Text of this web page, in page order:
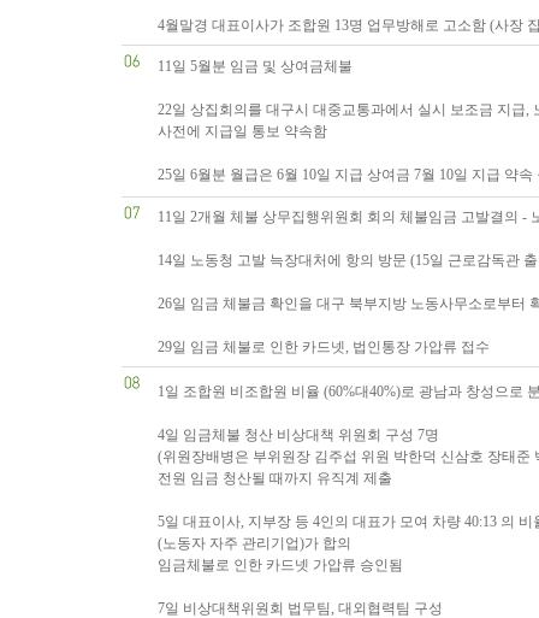
4월말경 대표이사가 조합원 13명 업무방해로 고소함 (사장
11일 5월분 임금 및 상여금체불
22일 상집회의를 대구시 대중교통과에서 실시 보조금 지급,
사전에 지급일 통보 약속함
25일 6월분 월급은 6월 10일 지급 상여금 7월 10일 지급 약속
11일 2개월 체불 상무집행위원회 회의 체불임금 고발결의 -
14일 노동청 고발 늑장대처에 항의 방문 (15일 근로감독관
26일 임금 체불금 확인을 대구 북부지방 노동사무소로부터
29일 임금 체불로 인한 카드넷, 법인통장 가압류 접수
1일 조합원 비조합원 비율 (60%대40%)로 광남과 창성으로
4일 임금체불 청산 비상대책 위원회 구성 7명
(위원장배병은 부위원장 김주섭 위원 박한덕 신삼호 장태준
전원 임금 청산될 때까지 유직계 제출
5일 대표이사, 지부장 등 4인의 대표가 모여 차량 40:13 의 비
(노동자 자주 관리기업)가 합의
임금체불로 인한 카드넷 가압류 승인됨
7일 비상대책위원회 법무팀, 대외협력팀 구성